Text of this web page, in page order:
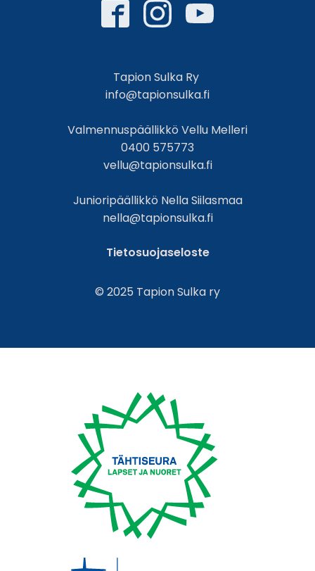
Tapion Sulka Ry
info@tapionsulka.fi
Valmennuspäällikkö Vellu Melleri
0400 575773
vellu@tapionsulka.fi
Junioripäällikkö Nella Siilasmaa
nella@tapionsulka.fi
Tietosuojaseloste
© 2025 Tapion Sulka ry